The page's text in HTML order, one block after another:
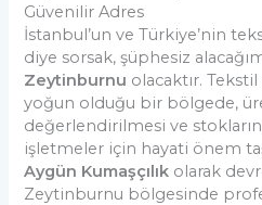
Güvenilir Adres
İstanbul’un ve Türkiye’nin
diye sorsak, şüphesiz
Zeytinburnu olacaktır.
yoğun olduğu bir bölgede,
değerlendirilmesi ve
işletmeler için hayati önem
Aygün Kumaşçılık olarak
Zeytinburnu bölgesinde